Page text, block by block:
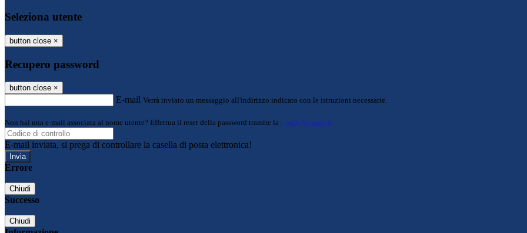
Seleziona utente
button close ×
Recupero password
button close ×
E-mail Verrà inviato un messaggio all'indirizzo indicato con le istruzioni necessarie.
Non hai una e-mail associata al nome utente? Effettua il reset della password tramite la Login Spaggiari
E-mail inviata, si prega di controllare la casella di posta elettronica!
Errore
Chiudi
Successo
Chiudi